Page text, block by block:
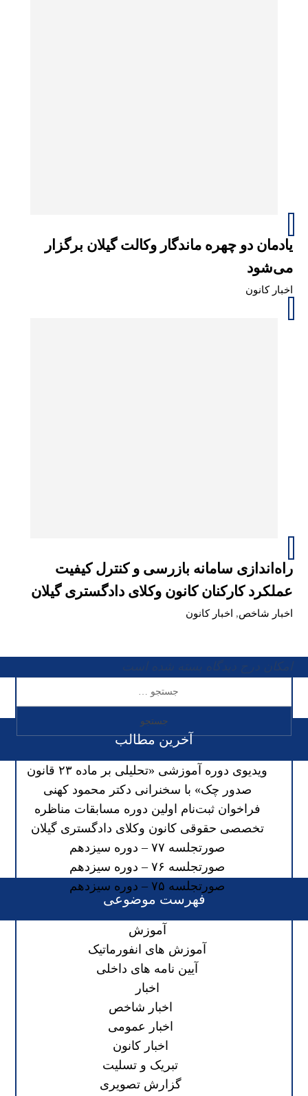
یادمان دو چهره ماندگار وکالت گیلان برگزار
می‌شود
اخبار کانون
راه‌اندازی سامانه بازرسی و کنترل کیفیت
عملکرد کارکنان کانون وکلای دادگستری گیلان
اخبار شاخص, اخبار کانون
آخرین مطالب
ویدیوی دوره آموزشی «تحلیلی بر ماده ۲۳ قانون
صدور چک» با سخنرانی دکتر محمود کهنی
فراخوان ثبت‌نام اولین دوره مسابقات مناظره
تخصصی حقوقی کانون وکلای دادگستری گیلان
صورتجلسه ۷۷ – دوره سیزدهم
صورتجلسه ۷۶ – دوره سیزدهم
صورتجلسه ۷۵ – دوره سیزدهم
فهرست موضوعی
آموزش
آموزش های انفورماتیک
آیین نامه های داخلی
اخبار
اخبار شاخص
اخبار عمومی
اخبار کانون
تبریک و تسلیت
گزارش تصویری